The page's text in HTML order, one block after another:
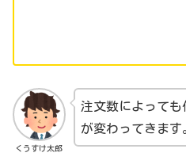
くうすけ太郎
注文数によっても
が変わってきます